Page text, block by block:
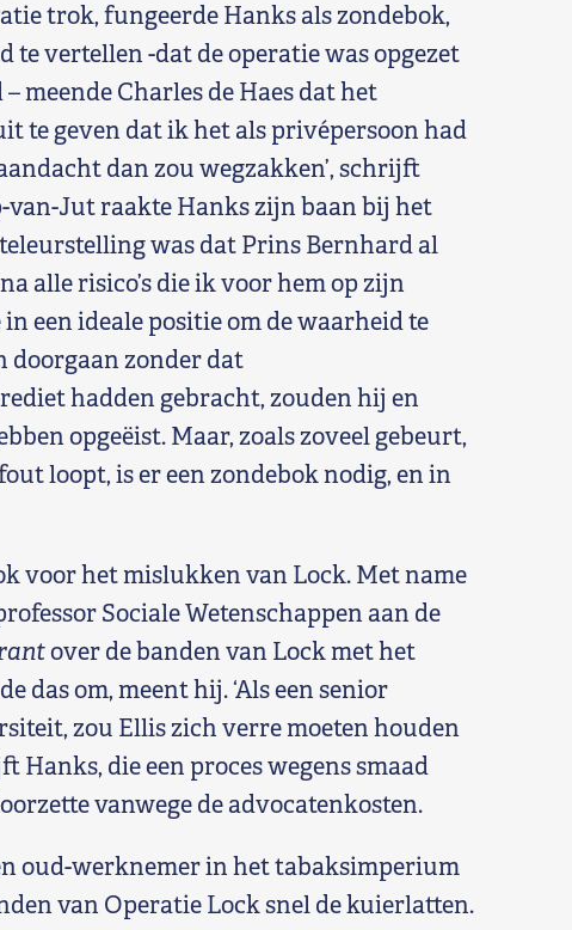
trok, fungeerde Hanks als zondebok,
vertellen -dat de operatie was opgezet
meende Charles de Haes dat het
te geven dat ik het als privépersoon had
dan zou wegzakken’, schrijft
Jut raakte Hanks zijn baan bij het
was dat Prins Bernhard al
alle risico’s die ik voor hem op zijn
een ideale positie om de waarheid te
doorgaan zonder dat
hadden gebracht, zouden hij en
opgeëist. Maar, zoals zoveel gebeurt,
loopt, is er een zondebok nodig, en in
voor het mislukken van Lock. Met name
Sociale Wetenschappen aan de
over de banden van Lock met het
das om, meent hij. ‘Als een senior
zou Ellis zich verre moeten houden
Hanks, die een proces wegens smaad
vanwege de advocatenkosten.
oud-werknemer in het tabaksimperium
van Operatie Lock snel de kuierlatten.